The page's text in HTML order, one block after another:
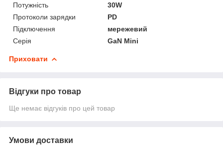
Потужність
30W
Протоколи зарядки
PD
Підключення
мережевий
Серія
GaN Mini
Приховати
Відгуки про товар
Ще немає відгуків про цей товар
Умови доставки